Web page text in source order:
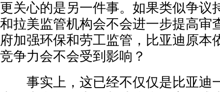
更关心的是另一件事。如果类似争议
和拉美监管机构会不会进一步提高审
府加强环保和劳工监管，比亚迪原本
竞争力会不会受到影响？
事实上，这已经不仅仅是比亚迪